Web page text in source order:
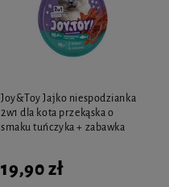
Joy&Toy Jajko niespodzianka
2w1 dla kota przekąska o
smaku tuńczyka + zabawka
19,90 zł